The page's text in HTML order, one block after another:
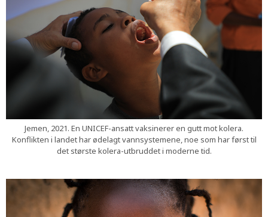
Jemen, 2021. En UNICEF-ansatt vaksinerer en gutt mot kolera.
Konflikten i landet har ødelagt vannsystemene, noe som har først til
det største kolera-utbruddet i moderne tid.